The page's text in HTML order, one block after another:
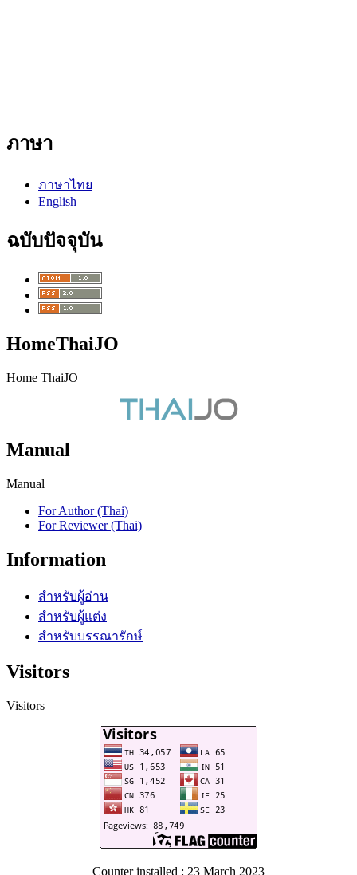
ภาษา
ภาษาไทย
English
ฉบับปัจจุบัน
HomeThaiJO
Home ThaiJO
Manual
Manual
For Author (Thai)
For Reviewer (Thai)
Information
สำหรับผู้อ่าน
สำหรับผู้แต่ง
สำหรับบรรณารักษ์
Visitors
Visitors
Counter installed : 23 March 2023